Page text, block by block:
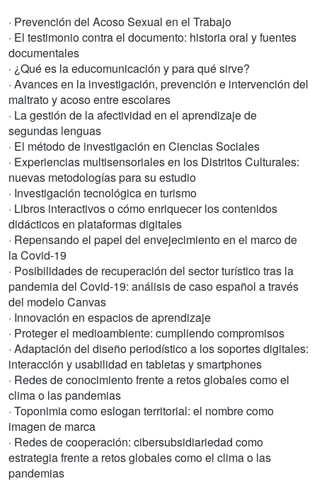
· Prevención del Acoso Sexual en el Trabajo
· El testimonio contra el documento: historia oral y fuentes
documentales
· ¿Qué es la educomunicación y para qué sirve?
· Avances en la investigación, prevención e intervención del
maltrato y acoso entre escolares
· La gestión de la afectividad en el aprendizaje de
segundas lenguas
· El método de investigación en Ciencias Sociales
· Experiencias multisensoriales en los Distritos Culturales:
nuevas metodologías para su estudio
· Investigación tecnológica en turismo
· Libros interactivos o cómo enriquecer los contenidos
didácticos en plataformas digitales
· Repensando el papel del envejecimiento en el marco de
la Covid-19
· Posibilidades de recuperación del sector turístico tras la
pandemia del Covid-19: análisis de caso español a través
del modelo Canvas
· Innovación en espacios de aprendizaje
· Proteger el medioambiente: cumpliendo compromisos
· Adaptación del diseño periodístico a los soportes digitales:
interacción y usabilidad en tabletas y smartphones
· Redes de conocimiento frente a retos globales como el
clima o las pandemias
· Toponimia como eslogan territorial: el nombre como
imagen de marca
· Redes de cooperación: cibersubsidiariedad como
estrategia frente a retos globales como el clima o las
pandemias